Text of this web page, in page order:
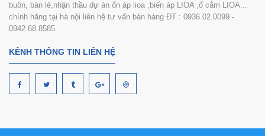
buôn, bán lẻ,nhận thầu dự án ổn áp lioa ,biến áp LIOA ,ổ cắm LIOA...
chính hãng tại hà nội liên hệ tư vấn bán hàng ĐT : 0936.02.0099 -
0942.68.8585
KÊNH THÔNG TIN LIÊN HỆ